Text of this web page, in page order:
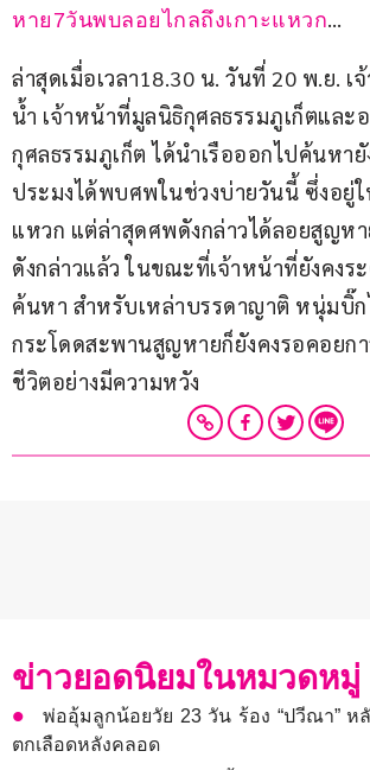
หาย7วันพบลอยไกลถึงเกาะแหวก…
ล่าสุดเมื่อเวลา18.30 น. วันที่ 20 พ.ย. เ
น้ำ เจ้าหน้าที่มูลนิธิกุศลธรรมภูเก็ตและ
กุศลธรรมภูเก็ต ได้นำเรือออกไปค้นหา
ประมงได้พบศพในช่วงบ่ายวันนี้ ซึ่งอยู่
แหวก แต่ล่าสุดศพดังกล่าวได้ลอยสูญห
ดังกล่าวแล้ว ในขณะที่เจ้าหน้าที่ยังคงร
ค้นหา สำหรับเหล่าบรรดาญาติ หนุ่มบิ๊ก
กระโดดสะพานสูญหายก็ยังคงรอคอยก
ชีวิตอย่างมีความหวัง
ข่าวยอดนิยมในหมวดหมู่
พ่ออุ้มลูกน้อยวัย 23 วัน ร้อง “ปวีณา” ห
ตกเลือดหลังคลอด